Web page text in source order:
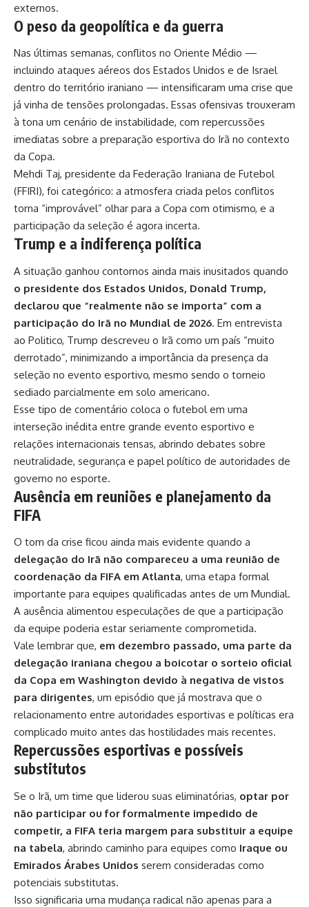
externos.
O peso da geopolítica e da guerra
Nas últimas semanas, conflitos no Oriente Médio —
incluindo ataques aéreos dos Estados Unidos e de Israel
dentro do território iraniano — intensificaram uma crise que
já vinha de tensões prolongadas. Essas ofensivas trouxeram
à tona um cenário de instabilidade, com repercussões
imediatas sobre a preparação esportiva do Irã no contexto
da Copa.
Mehdi Taj, presidente da Federação Iraniana de Futebol
(FFIRI), foi categórico: a atmosfera criada pelos conflitos
torna “improvável” olhar para a Copa com otimismo, e a
participação da seleção é agora incerta.
Trump e a indiferença política
A situação ganhou contornos ainda mais inusitados quando
o presidente dos Estados Unidos, Donald Trump,
declarou que “realmente não se importa” com a
participação do Irã no Mundial de 2026. Em entrevista
ao Politico, Trump descreveu o Irã como um país “muito
derrotado”, minimizando a importância da presença da
seleção no evento esportivo, mesmo sendo o torneio
sediado parcialmente em solo americano.
Esse tipo de comentário coloca o futebol em uma
interseção inédita entre grande evento esportivo e
relações internacionais tensas, abrindo debates sobre
neutralidade, segurança e papel político de autoridades de
governo no esporte.
Ausência em reuniões e planejamento da
FIFA
O tom da crise ficou ainda mais evidente quando a
delegação do Irã não compareceu a uma reunião de
coordenação da FIFA em Atlanta, uma etapa formal
importante para equipes qualificadas antes de um Mundial.
A ausência alimentou especulações de que a participação
da equipe poderia estar seriamente comprometida.
Vale lembrar que, em dezembro passado, uma parte da
delegação iraniana chegou a boicotar o sorteio oficial
da Copa em Washington devido à negativa de vistos
para dirigentes, um episódio que já mostrava que o
relacionamento entre autoridades esportivas e políticas era
complicado muito antes das hostilidades mais recentes.
Repercussões esportivas e possíveis
substitutos
Se o Irã, um time que liderou suas eliminatórias, optar por
não participar ou for formalmente impedido de
competir, a FIFA teria margem para substituir a equipe
na tabela, abrindo caminho para equipes como Iraque ou
Emirados Árabes Unidos serem consideradas como
potenciais substitutas.
Isso significaria uma mudança radical não apenas para a